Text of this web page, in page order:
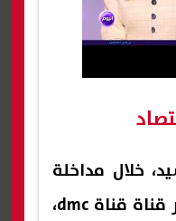
خلال مداخلة
ببرنامج اليوم المذاع عبر قناة قناة dmc،